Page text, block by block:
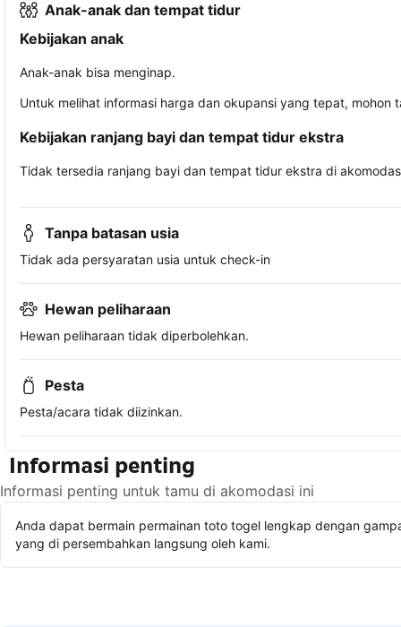
Anak-anak dan tempat tidur
Kebijakan anak
Anak-anak bisa menginap.
Untuk melihat informasi harga dan okupansi yang tepat,
Kebijakan ranjang bayi dan tempat tidur ekstra
Tidak tersedia ranjang bayi dan tempat tidur ekstra di
Tanpa batasan usia
Tidak ada persyaratan usia untuk check-in
Hewan peliharaan
Hewan peliharaan tidak diperbolehkan.
Pesta
Pesta/acara tidak diizinkan.
Informasi penting
Informasi penting untuk tamu di akomodasi ini
Anda dapat bermain permainan toto togel lengkap dengan
yang di persembahkan langsung oleh kami.